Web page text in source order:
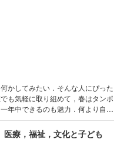
かしてみたい．そんな人にぴった
も気軽に取り組めて，春はタンポ
年中できるのも魅力．何より自分
身近な生きものの様子から，環境
療，福祉，文化と子ども